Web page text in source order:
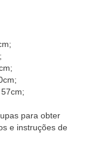
para obter
e instruções de